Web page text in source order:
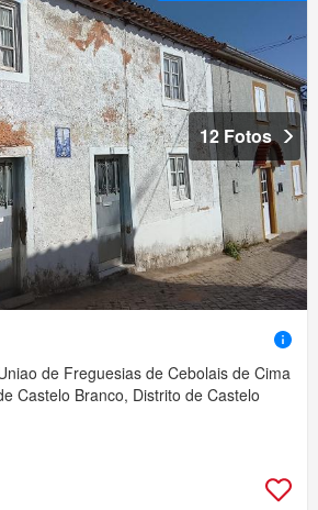
12 Fotos
de Freguesias de Cebolais de Cima
Castelo Branco, Distrito de Castelo